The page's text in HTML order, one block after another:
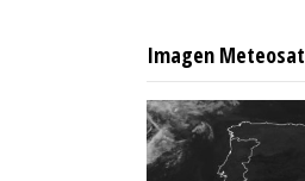
Imagen Meteosat